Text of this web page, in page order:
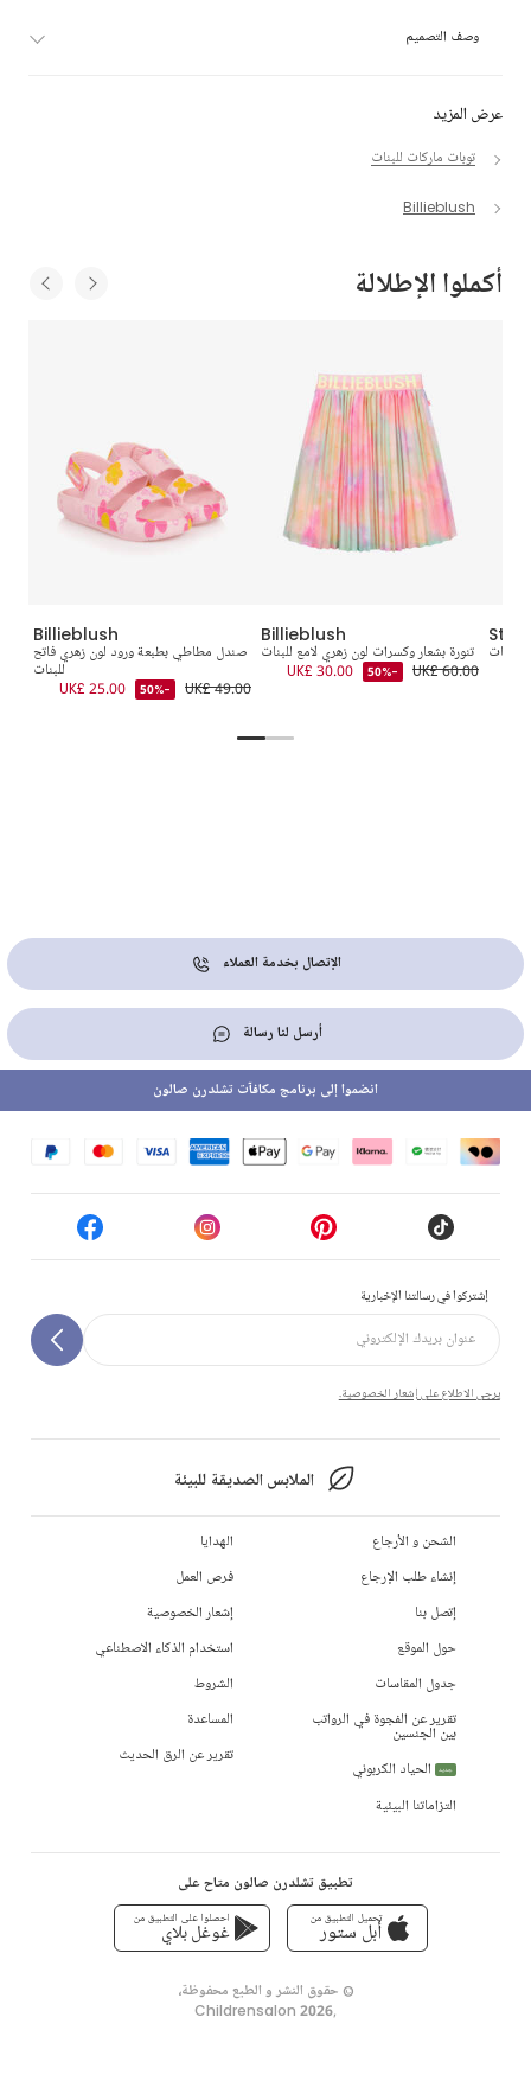
عرض المزيد
توبات ماركات للبنات
Billieblush
وصف التصميم
أكملوا الإطلالة
Billieblush
صندل مطاطي بطبعة ورود لون زهري فاتح
للبنات
UK£ 49.00
-50%
UK£ 25.00
Billieblush
تنورة بشعار وكسرات لون زهري لامع للبنات
UK£ 60.00
-50%
UK£ 30.00
للبنات
الإتصال بخدمة العملاء
أرسل لنا رسالة
إشتركوا في رسالتنا الإخبارية
يرجى الاطلاع على إشعار الخصوصية.
الملابس الصديقة للبيئة
انضموا إلى برنامج مكافآت تشلدرن صالون
الشحن و الأرجاع
إنشاء طلب الإرجاع
إتصل بنا
حول الموقع
جدول المقاسات
تقرير عن الفجوة في الرواتب
بين الجنسين
جديد
الحياد الكربوني
التزاماتنا البيئية
الهدايا
فرص العمل
إشعار الخصوصية
استخدام الذكاء الاصطناعي
الشروط
المساعدة
تقرير عن الرق الحديث
تطبيق تشلدرن صالون متاح على
تحميل التطبيق من
أبل ستور
احصلوا على التطبيق من
غوغل بلاي
© حقوق النشر و الطبع محفوظة،
,
Childrensalon 2026